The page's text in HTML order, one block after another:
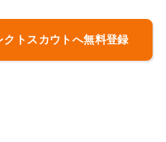
クトスカウトへ無料登録